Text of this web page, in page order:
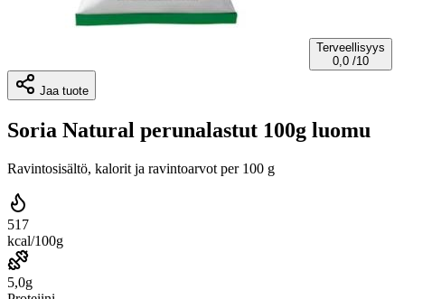
Terveellisyys
0,0 /10
Jaa tuote
Soria Natural perunalastut 100g luomu
Ravintosisältö, kalorit ja ravintoarvot per 100 g
517
kcal/100g
5,0g